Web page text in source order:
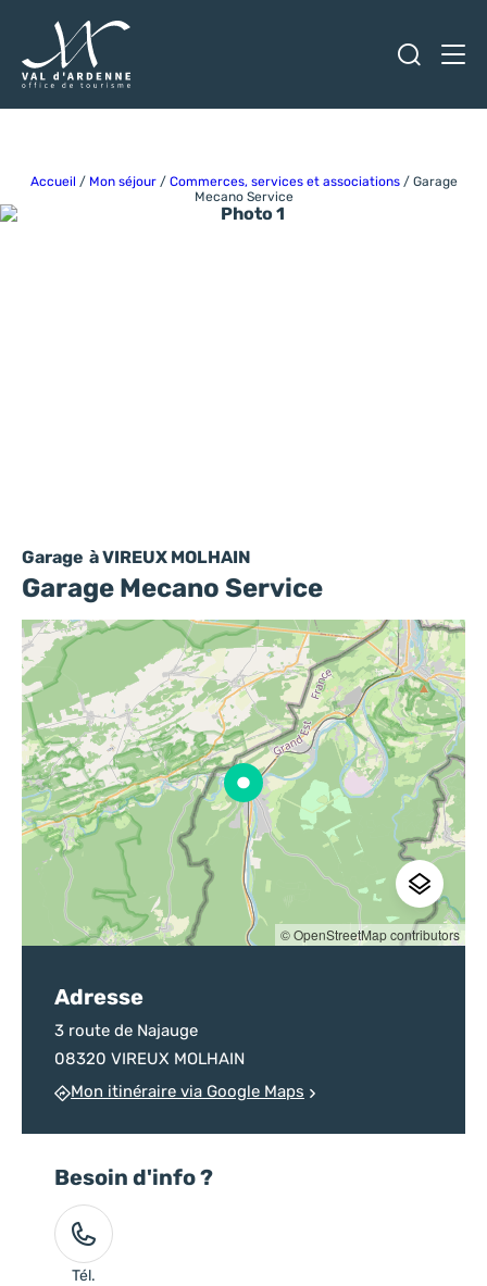
Accueil / Mon séjour/ Commerces, services et associations/ Garage
Mecano Service
Garage à VIREUX MOLHAIN
Garage Mecano Service
Photo 1
© OpenStreetMap contributors
Adresse
3 route de Najauge
08320 VIREUX MOLHAIN
Mon itinéraire via Google Maps
Besoin d'info ?
Tél.